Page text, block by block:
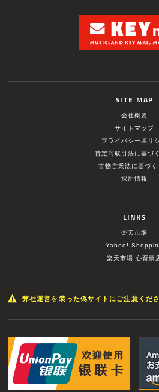
SITE MAP
会社概要
サイトマップ
プライバシーポリ
特定商取引法に基づ
古物営業法に基づく
採用情報
LINKS
楽天市場
Yahoo!
楽天市場 心斎橋
弊社運営を装った偽サイトにご注意くださ